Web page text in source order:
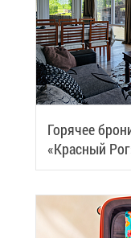
Го­ря­чее
«Крас­ный